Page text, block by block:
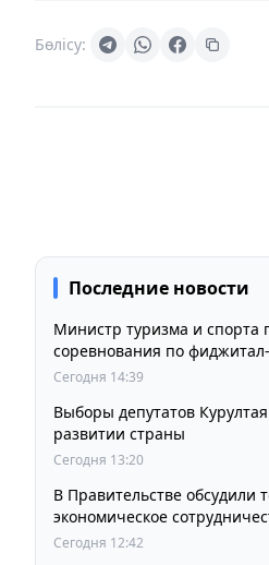
Бөлісу:
Последние новости
Министр туризма и спорта
соревнования по
«Игр Будущего 2026»
Сегодня 14:39
Выборы депутатов
развитии страны
Сегодня 13:20
В Правительстве обсудили
экономическое
Сегодня 12:42